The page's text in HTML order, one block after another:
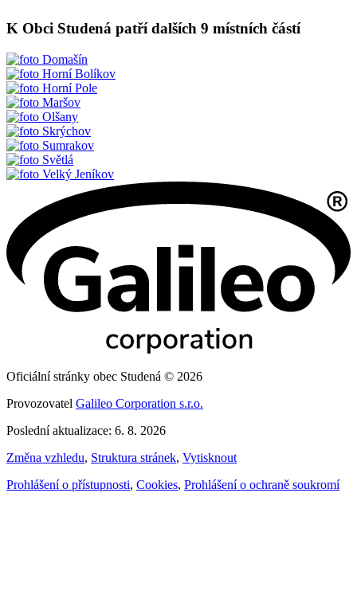
K Obci Studená patří dalších 9 místních částí
Domašín
Horní Bolíkov
Horní Pole
Maršov
Olšany
Skrýchov
Sumrakov
Světlá
Velký Jeníkov
Oficiální stránky obec Studená © 2026
Provozovatel Galileo Corporation s.r.o.
Poslední aktualizace: 6. 8. 2026
Změna vzhledu, Struktura stránek, Vytisknout
Prohlášení o přístupnosti, Cookies, Prohlášení o ochraně soukromí